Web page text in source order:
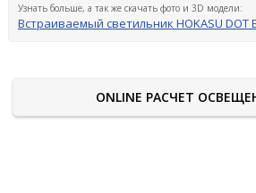
Узнать больше, а так же скачать фото и 3D модели:
Встраиваемый светильник HOKASU DOT
ONLINE РАСЧЕТ